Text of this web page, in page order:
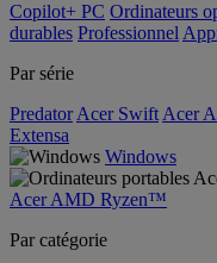
Copilot+ PC Ordinateurs
durables Professionnel
Par série
Predator Acer Swift Acer
Extensa
Windows
Acer AMD Ryzen™
Par catégorie